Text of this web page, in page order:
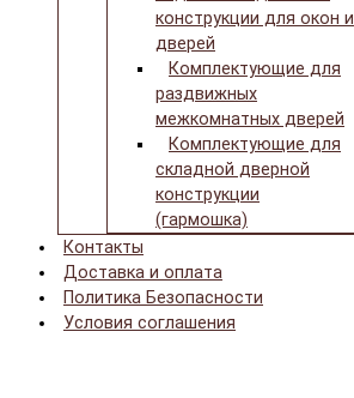
конструкции для окон и
дверей
Комплектующие для
раздвижных
межкомнатных дверей
Комплектующие для
складной дверной
конструкции
(гармошка)
Контакты
Доставка и оплата
Политика Безопасности
Условия соглашения